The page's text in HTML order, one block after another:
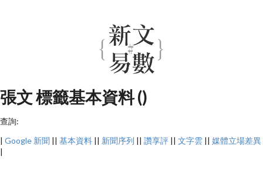
張文 標籤基本資料 ()
查詢:
| Google 新聞 || 基本資料 || 新聞序列 || 讚享評 || 文字雲 || 媒體立場差異
|